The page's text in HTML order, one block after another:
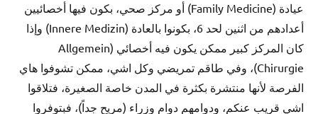
عيادة (Family Medicine) أو مركز صحي، بكون فيها أخصائيين
أعدادهم من اثنين لحد 6، بكونوا بالعادة (Innere Medizin) وإذا
كان المركز كبير ممكن يكون فيه أخصائي (Allgemein
Chirurgie)، وفي طاقم تمريضي وكل اشي، ممكن تشوفوا هاي
الفرصة لأنها منتشرة بكثرة في المدن خاصة الصغيرة، فتلاقوا
اشي قريب عنكم، ودوامهم دوام وزراء (مريح جداً)، فبتوفروا